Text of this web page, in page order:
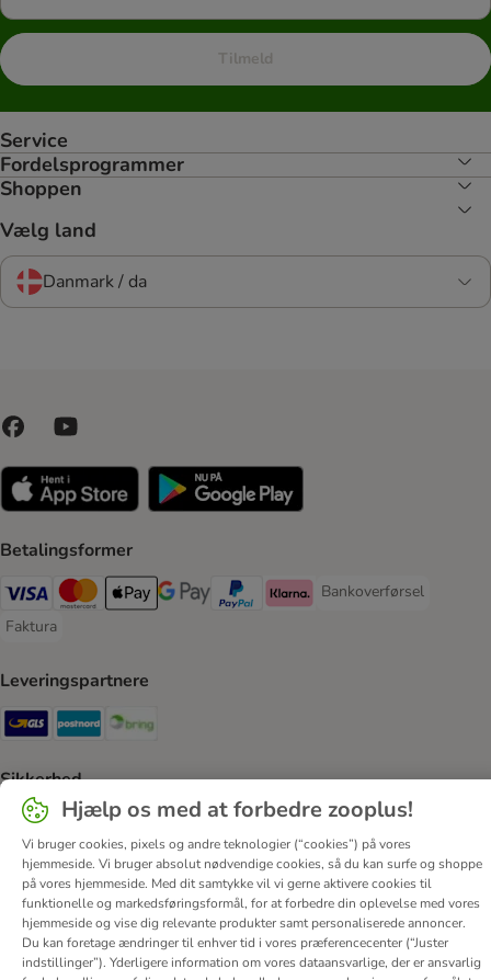
Tilmeld
Service
Fordelsprogrammer
Shoppen
Vælg land
Danmark / da
Betalingsformer
VISA Payment Method
Mastercard Payment Method
Apply pay Payment Method
Google Pay Payment Method
paypal Payment Method
Klarna Payment Method
Bankoverførsel
Bankoverførsel
Faktura
Faktura Payment Method
Leveringspartnere
GLS Shipping Method
Postnord Shipping Method
Sikkerhed
Security Security
Om os Job hos zooplus
Firmaoplysninger
Hjælp os med at forbedre zooplus!
Vi bruger cookies, pixels og andre teknologier (“cookies”) på vores
hjemmeside. Vi bruger absolut nødvendige cookies, så du kan surfe og shoppe
på vores hjemmeside. Med dit samtykke vil vi gerne aktivere cookies til
funktionelle og markedsføringsformål, for at forbedre din oplevelse med vores
hjemmeside og vise dig relevante produkter samt personaliserede annoncer.
Du kan foretage ændringer til enhver tid i vores præferencecenter (“Juster
indstillinger”). Yderligere information om vores dataansvarlige, der er ansvarlig